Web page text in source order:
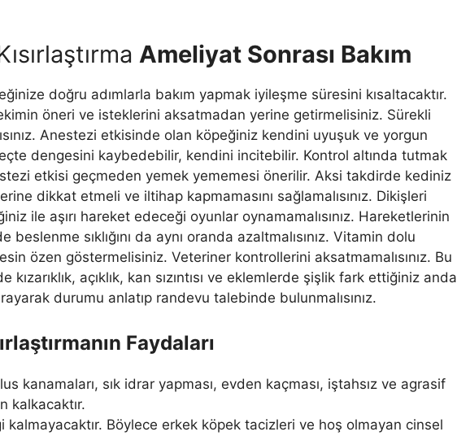
Ameliyat Sonrası Bakım
doğru adımlarla bakım yapmak iyileşme süresini kısaltacaktır.
öneri ve isteklerini aksatmadan yerine getirmelisiniz. Sürekli
Anestezi etkisinde olan köpeğiniz kendini uyuşuk ve yorgun
dengesini kaybedebilir, kendini incitebilir. Kontrol altında tutmak
etkisi geçmeden yemek yememesi önerilir. Aksi takdirde kediniz
dikkat etmeli ve iltihap kapmamasını sağlamalısınız. Dikişleri
ile aşırı hareket edeceği oyunlar oynamamalısınız. Hareketlerinin
beslenme sıklığını da aynı oranda azaltmalısınız. Vitamin dolu
özen göstermelisiniz. Veteriner kontrollerini aksatmamalısınız. Bu
açıklık, kan sızıntısı ve eklemlerde şişlik fark ettiğiniz anda
durumu anlatıp randevu talebinde bulunmalısınız.
Faydaları
kanamaları, sık idrar yapması, evden kaçması, iştahsız ve agrasif
kalkacaktır.
kalmayacaktır. Böylece erkek köpek tacizleri ve hoş olmayan cinsel